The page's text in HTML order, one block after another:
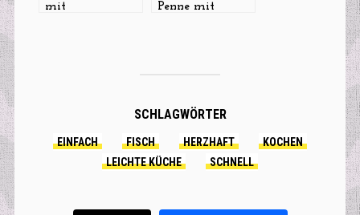
mit
Penne mit
SCHLAGWÖRTER
EINFACH FISCH HERZHAFT
KOCHEN
LEICHTE KÜCHE
SCHNELL